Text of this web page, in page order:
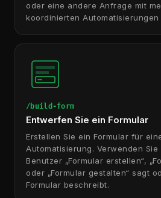
oder eine andere Anfrage mit
koordinierten Automatisierungen
/build-form
Entwerfen Sie ein Formular
Erstellen Sie ein Formular für
Automatisierung. Verwenden
Benutzer „Formular erstellen“,
oder „Formular gestalten“ sagt
Formular beschreibt.